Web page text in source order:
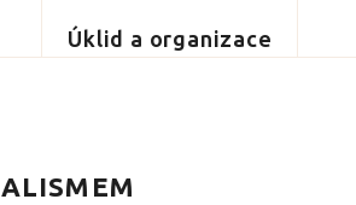
Úklid a organizace